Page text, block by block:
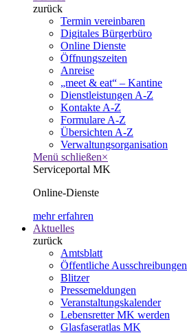
zurück
Termin vereinbaren
Digitales Bürgerbüro
Online Dienste
Öffnungszeiten
Anreise
„meet & eat“ – Kantine
Dienstleistungen A-Z
Kontakte A-Z
Formulare A-Z
Übersichten A-Z
Verwaltungsorganisation
Menü schließen×
Serviceportal MK
Online-Dienste
mehr erfahren
Aktuelles
zurück
Amtsblatt
Öffentliche Ausschreibungen
Blitzer
Pressemeldungen
Veranstaltungskalender
Lebensretter MK werden
Glasfaseratlas MK